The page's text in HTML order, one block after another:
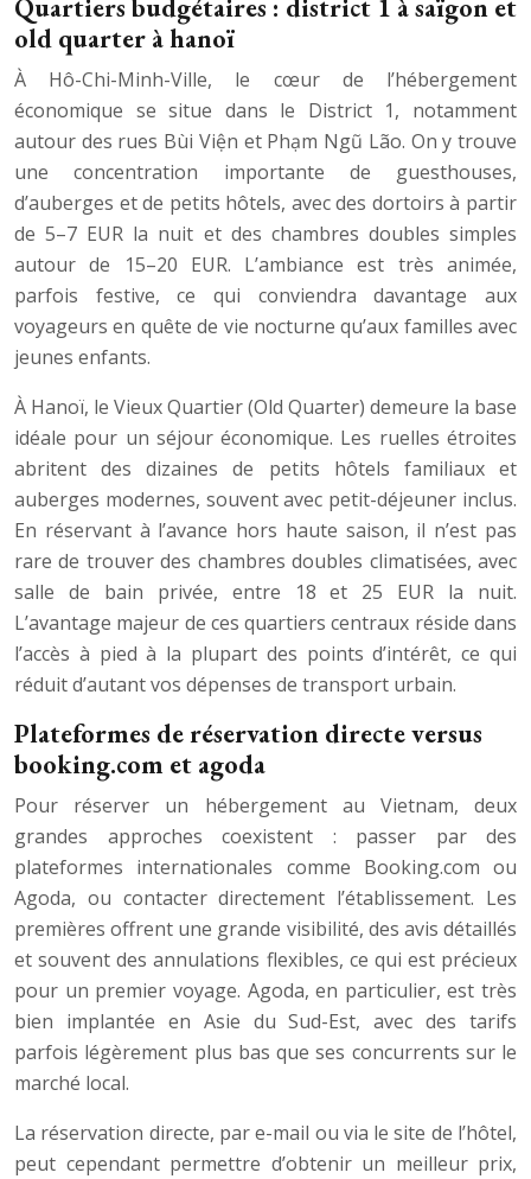
Quartiers budgétaires : district 1 à saïgon et
old quarter à hanoï
À Hô-Chi-Minh-Ville, le cœur de l’hébergement
économique se situe dans le District 1, notamment
autour des rues Bùi Viện et Phạm Ngũ Lão. On y trouve
une concentration importante de guesthouses,
d’auberges et de petits hôtels, avec des dortoirs à partir
de 5–7 EUR la nuit et des chambres doubles simples
autour de 15–20 EUR. L’ambiance est très animée,
parfois festive, ce qui conviendra davantage aux
voyageurs en quête de vie nocturne qu’aux familles avec
jeunes enfants.
À Hanoï, le Vieux Quartier (Old Quarter) demeure la base
idéale pour un séjour économique. Les ruelles étroites
abritent des dizaines de petits hôtels familiaux et
auberges modernes, souvent avec petit-déjeuner inclus.
En réservant à l’avance hors haute saison, il n’est pas
rare de trouver des chambres doubles climatisées, avec
salle de bain privée, entre 18 et 25 EUR la nuit.
L’avantage majeur de ces quartiers centraux réside dans
l’accès à pied à la plupart des points d’intérêt, ce qui
réduit d’autant vos dépenses de transport urbain.
Plateformes de réservation directe versus
booking.com et agoda
Pour réserver un hébergement au Vietnam, deux
grandes approches coexistent : passer par des
plateformes internationales comme Booking.com ou
Agoda, ou contacter directement l’établissement. Les
premières offrent une grande visibilité, des avis détaillés
et souvent des annulations flexibles, ce qui est précieux
pour un premier voyage. Agoda, en particulier, est très
bien implantée en Asie du Sud-Est, avec des tarifs
parfois légèrement plus bas que ses concurrents sur le
marché local.
La réservation directe, par e-mail ou via le site de l’hôtel,
peut cependant permettre d’obtenir un meilleur prix,